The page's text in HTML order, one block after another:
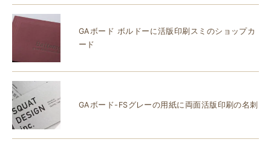
GAボード ボルドーに活版印刷スミのショップカ
ード
GAボード-FSグレーの用紙に両面活版印刷の名刺